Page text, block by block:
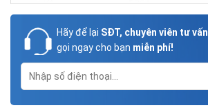
Hãy để lại SĐT, chuyên viên tư vấn
gọi ngay cho bạn miễn phí!